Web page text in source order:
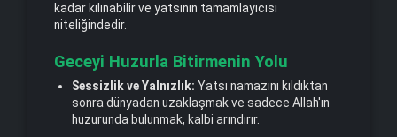
kadar kılınabilir ve yatsının tamamlayıcısı
niteliğindedir.
Geceyi Huzurla Bitirmenin Yolu
Sessizlik ve Yalnızlık: Yatsı namazını kıldıktan
sonra dünyadan uzaklaşmak ve sadece Allah'ın
huzurunda bulunmak, kalbi arındırır.